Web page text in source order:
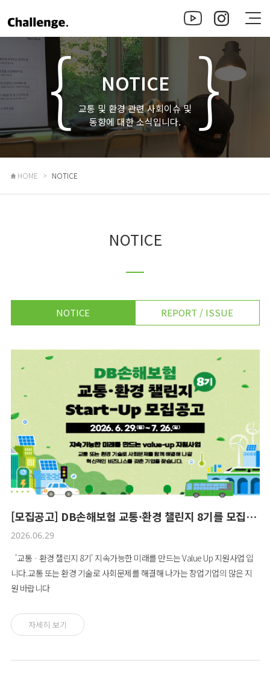
NOTICE
교통 및 환경 관련 사회이슈 및
동향에 대한 소식입니다.
HOME NOTICE
NOTICE
NOTICE REPORT / ISSUE
[모집공고] DB손해보험 교통·환경 챌린지 8기를 모집합니다!
2026.06.29
'교통 · 환경 챌린지 8기' 지속가능한 미래를 만드는 Value Up 지원사업 입
니다.교통 또는 환경 기술로 사회문제를 해결해 나가는 창업기업의 많은 지
원 바랍니다
자세히 보기